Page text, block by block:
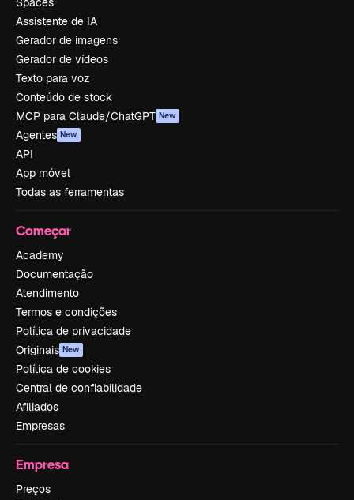
Assistente de IA
Gerador de imagens
Gerador de vídeos
Texto para voz
Conteúdo de stock
MCP para Claude/ChatGPT New
Agentes New
API
App móvel
Todas as ferramentas
Começar
Academy
Documentação
Atendimento
Termos e condições
Política de privacidade
Originais New
Política de cookies
Central de confiabilidade
Afiliados
Empresas
Empresa
Preços